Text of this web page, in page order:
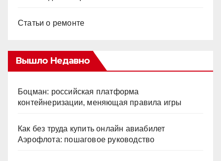
Статьи о ремонте
Вышло Недавно
Боцман: российская платформа
контейнеризации, меняющая правила игры
Как без труда купить онлайн авиабилет
Аэрофлота: пошаговое руководство